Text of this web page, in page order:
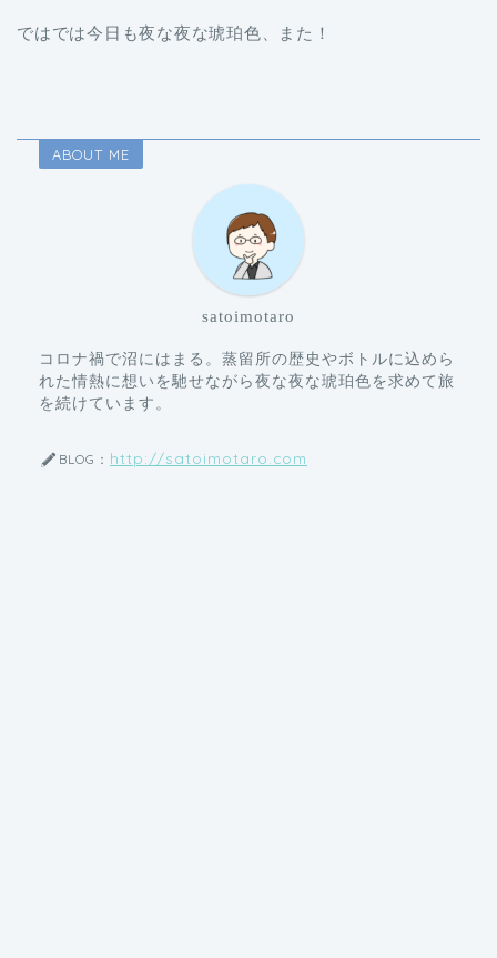
ではでは今日も夜な夜な琥珀色、また！
ABOUT ME
satoimotaro
コロナ禍で沼にはまる。蒸留所の歴史やボトルに込めら
れた情熱に想いを馳せながら夜な夜な琥珀色を求めて旅
を続けています。
BLOG： http://satoimotaro.com